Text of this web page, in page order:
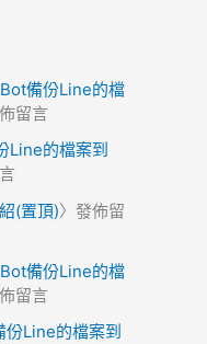
備份Line的檔
留言
Line的檔案到
(置頂)〉發佈留
備份Line的檔
留言
Line的檔案到